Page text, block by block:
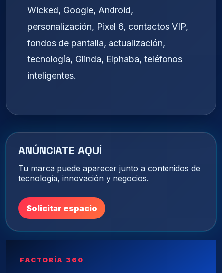
Wicked, Google, Android,
personalización, Pixel 6, contactos VIP,
fondos de pantalla, actualización,
tecnología, Glinda, Elphaba, teléfonos
inteligentes.
ANÚNCIATE AQUÍ
Tu marca puede aparecer junto a contenidos de
tecnología, innovación y negocios.
Solicitar espacio
FACTORÍA 360